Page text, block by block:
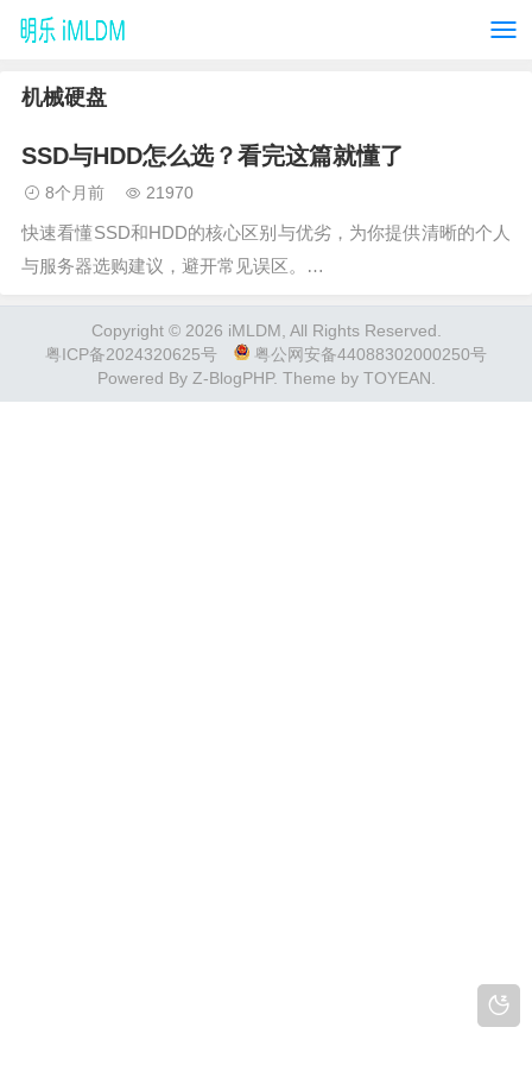
机械硬盘
SSD与HDD怎么选？看完这篇就懂了
8个月前 21970
快速看懂SSD和HDD的核心区别与优劣，为你提供清晰的个人
与服务器选购建议，避开常见误区。…
Copyright © 2026 iMLDM, All Rights Reserved.
粤ICP备2024320625号
粤公网安备44088302000250号
Powered By Z-BlogPHP. Theme by TOYEAN